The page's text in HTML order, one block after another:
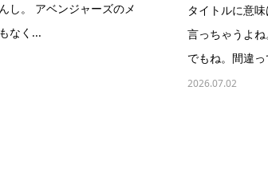
し。 アベンジャーズのメ
なく...
タイトルに意
言っちゃうよね
でもね。間違
2026.07.02